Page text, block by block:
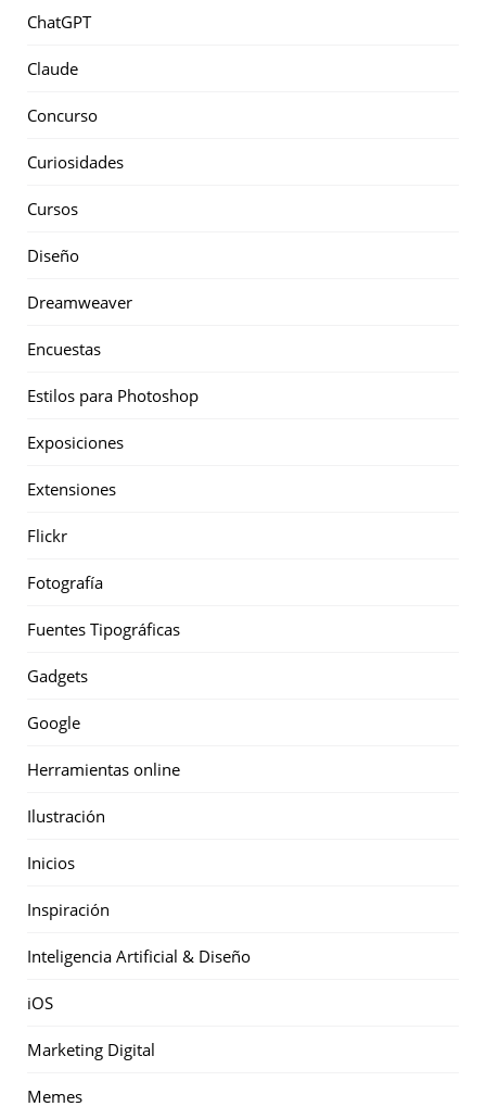
ChatGPT
Claude
Concurso
Curiosidades
Cursos
Diseño
Dreamweaver
Encuestas
Estilos para Photoshop
Exposiciones
Extensiones
Flickr
Fotografía
Fuentes Tipográficas
Gadgets
Google
Herramientas online
Ilustración
Inicios
Inspiración
Inteligencia Artificial & Diseño
iOS
Marketing Digital
Memes